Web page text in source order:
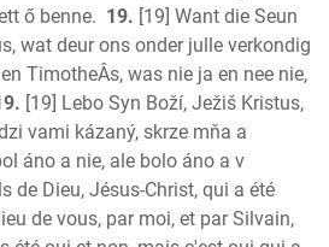
ő benne. 19. [19] Want die Seun
wat deur ons onder julle verkondig
TimotheÂs, was nie ja en nee nie,
[19] Lebo Syn Boží, Ježiš Kristus,
vami kázaný, skrze mňa a
áno a nie, ale bolo áno a v
de Dieu, Jésus-Christ, qui a été
de vous, par moi, et par Silvain,